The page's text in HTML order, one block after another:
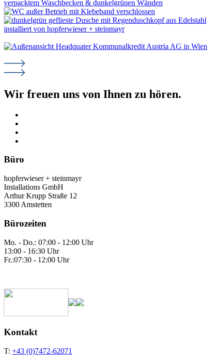
Wir freuen uns von Ihnen zu hören.
Büro
hopferwieser + steinmayr
Installations GmbH
Arthur Krupp Straße 12
3300 Amstetten
Bürozeiten
Mo. - Do.: 07:00 - 12:00 Uhr
13:00 - 16:30 Uhr
Fr.:07:30 - 12:00 Uhr
Kontakt
T: +43 (0)7472-62071